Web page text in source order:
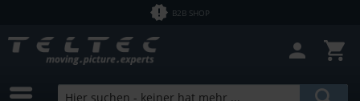
B2B SHOP